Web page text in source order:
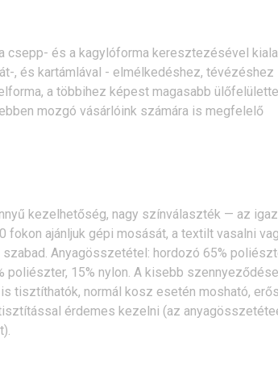
csepp- és a kagylóforma keresztezésével
, és kartámlával - elmélkedéshez, tévézéshez
a többihez képest magasabb
mozgó vásárlóink számára is megfelelő
kezelhetőség, nagy színválaszték — az
fokon ajánljuk gépi mosását, a textilt vasalni
Anyagösszetétel: hordozó 65%
poliészter, 15% nylon. A kisebb
tisztíthatók, normál kosz esetén mosható, erős
érdemes kezelni (az